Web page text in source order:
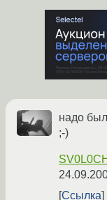
надо
;-)
SV0L0CH
Ссылка